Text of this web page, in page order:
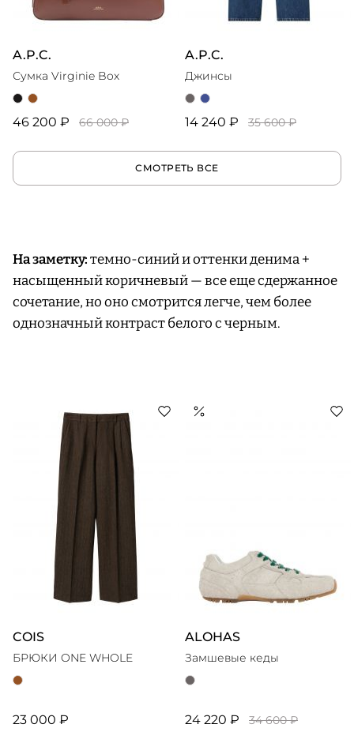
A.P.C.
Сумка Virginie Box
46 200 ₽ 66 000 ₽
A.P.C.
Джинсы
14 240 ₽ 35 600 ₽
СМОТРЕТЬ ВСЕ
На заметку:темно-синий и оттенки денима +
насыщенный коричневый — все еще сдержанное
сочетание, но оно смотрится легче, чем более
однозначный контраст белого с черным.
COIS
БРЮКИ ONE WHOLE
23 000 ₽
ALOHAS
Замшевые кеды
24 220 ₽ 34 600 ₽